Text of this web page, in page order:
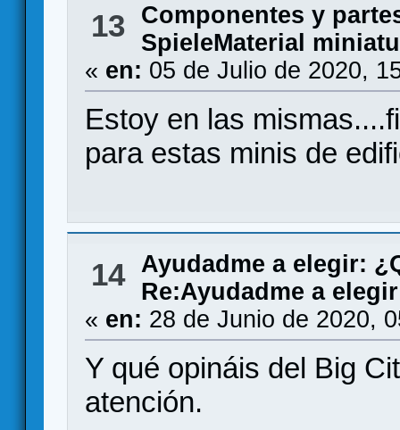
13
Componentes y
SpieleMaterial
« en: 05 de Julio de 2020,
Estoy en las
para estas minis de
14
Ayudadme a elegir:
Re:Ayudadme a
« en: 28 de Junio de 2020,
Y qué opináis del Big
atención.